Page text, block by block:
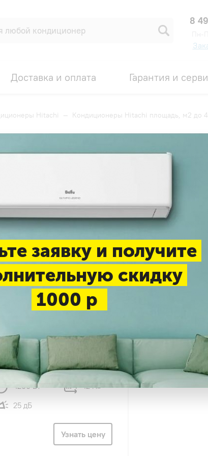
8
Доставка и оплата Гарантия и
Hitachi — Кондиционеры Hitachi площадь, м2 до
м2 до 45 м², для
RAK-42RPE/RAC-
SENDO (R32) инвертор
4200 Вт 42 м2
25 дБ
Узнать цену
заявку и получите
скидку
1000 р